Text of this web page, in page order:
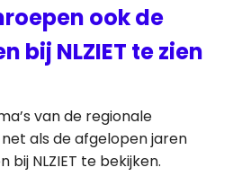
ook de
bij NLZIET te zien
van de regionale
als de afgelopen jaren
NLZIET te bekijken.